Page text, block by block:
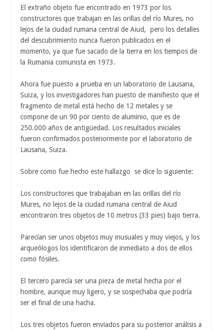
El extraño objeto fue encontrado en 1973 por los
constructores que trabajan en las orillas del río Mures, no
lejos de la ciudad rumana central de Aiud, pero los detalles
del descubrimiento nunca fueron publicados en el
momento, ya que fue sacado de la tierra en los tiempos de
la Rumania comunista en 1973.
Ahora fue puesto a prueba en un laboratorio de Lausana,
Suiza, y los investigadores han puesto de manifiesto que el
fragmento de metal está hecho de 12 metales y se
compone de un 90 por ciento de aluminio, que es de
250.000 años de antigüedad. Los resultados iniciales
fueron confirmados posteriormente por el laboratorio de
Lausana, Suiza.
Sobre como fue hecho este hallazgo se dice lo siguiente:
Los constructores que trabajaban en las orillas del río
Mures, no lejos de la ciudad rumana central de Aiud
encontraron tres objetos de 10 metros (33 pies) bajo tierra.
Parecían ser unos objetos muy inusuales y muy viejos, y los
arqueólogos los identificaron de inmediato a dos de ellos
como fósiles.
El tercero parecía ser una pieza de metal hecha por el
hombre, aunque muy ligero, y se sospechaba que podría
ser el final de una hacha.
Los tres objetos fueron enviados para su posterior análisis a